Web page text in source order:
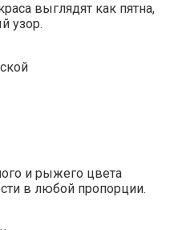
выглядят как пятна,
узор.
и рыжего цвета
в любой пропорции.